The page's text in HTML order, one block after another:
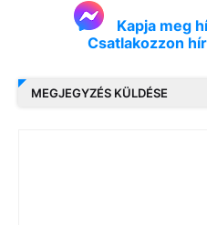
Kapja meg
Csatlakozzon
MEGJEGYZÉS KÜLDÉSE